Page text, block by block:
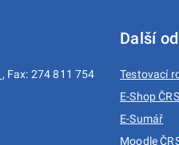
, Fax: 274 811 754
Další
Testovací
E-Shop
E-Sumář
Moodle